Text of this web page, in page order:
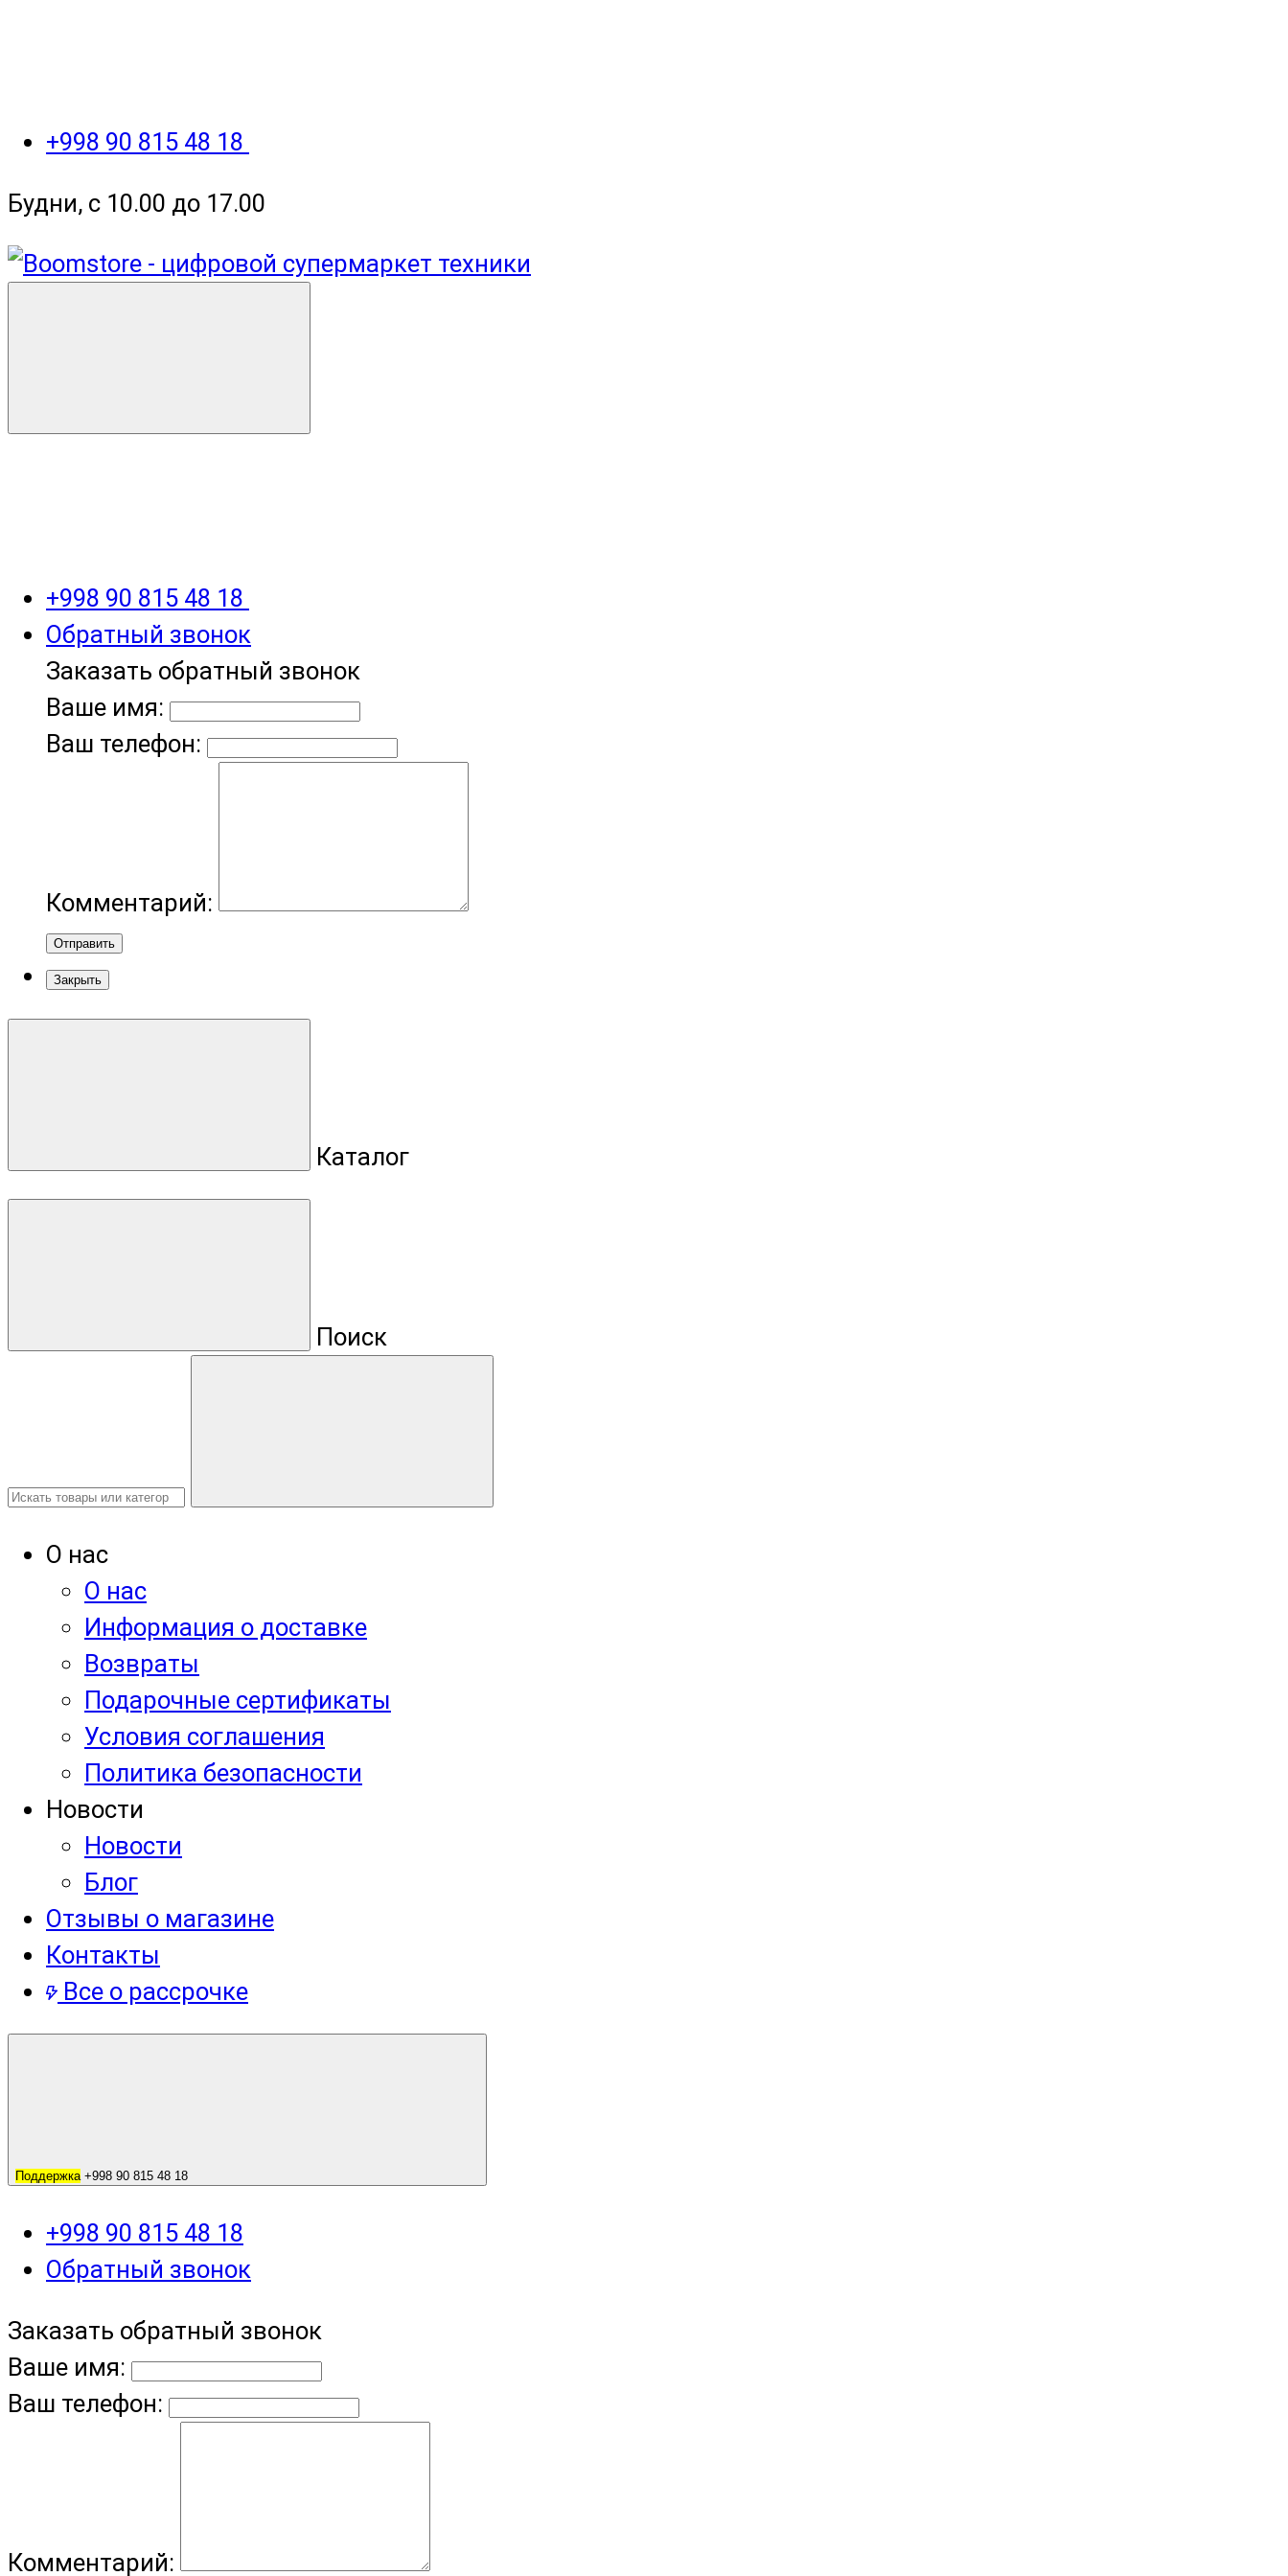
+998 90 815 48 18
Будни, с 10.00 до 17.00
+998 90 815 48 18
Обратный звонок
Заказать обратный звонок
Ваше имя:
Ваш телефон:
Комментарий:
Отправить
Закрыть
Каталог
Поиск
О нас
О нас
Информация о доставке
Возвраты
Подарочные сертификаты
Условия соглашения
Политика безопасности
Новости
Новости
Блог
Отзывы о магазине
Контакты
Все о рассрочке
Поддержка+998 90 815 48 18
+998 90 815 48 18
Обратный звонок
Заказать обратный звонок
Ваше имя:
Ваш телефон:
Комментарий: